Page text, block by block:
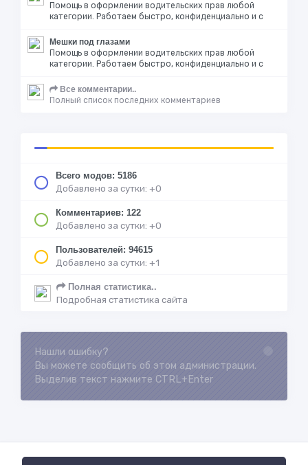
Помощь в оформлении водительских прав любой
категории. Работаем быстро, конфиденциально и с
Мешки под глазами
Помощь в оформлении водительских прав любой
категории. Работаем быстро, конфиденциально и с
Все комментарии..
Полный список последних комментариев
Всего модов: 5186
Добавлено за сутки: +0
Комментариев: 122
Добавлено за сутки: +0
Пользователей: 94615
Добавлено за сутки: +1
Полная статистика..
Подробная статистика сайта
Нашли ошибку?
Вы можете сообщить об этом администрации.
Выделив текст нажмите CTRL+Enter